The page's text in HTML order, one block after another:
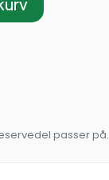
passer på.